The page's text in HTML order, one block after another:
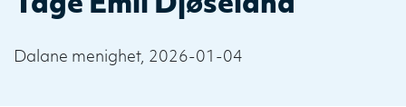
Tage Emil Djøseland
Dalane menighet, 2026-01-04